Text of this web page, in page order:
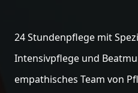
24 Stundenpflege mit
Intensivpflege und
empathisches Team von